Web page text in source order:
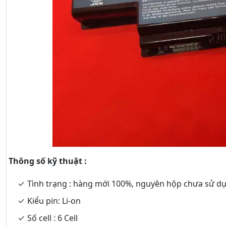
Thông số kỹ thuật :
Tình trạng : hàng mới 100%, nguyên hộp chưa sử
Kiểu pin: Li-on
Số cell : 6 Cell